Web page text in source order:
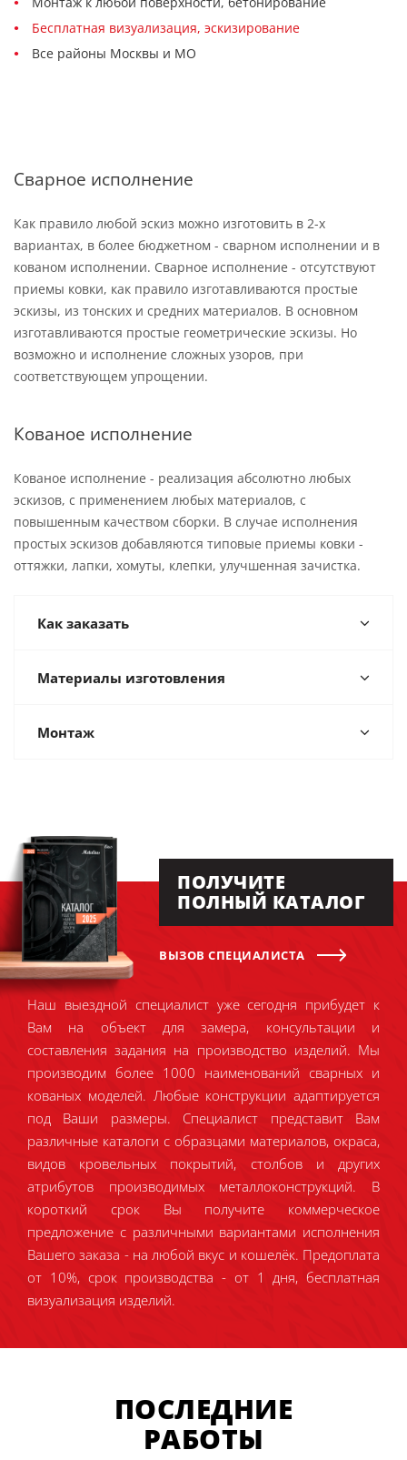
Бесплатная визуализация, эскизирование
Все районы Москвы и МО
Сварное исполнение
Как правило любой эскиз можно изготовить в 2-х
вариантах, в более бюджетном - сварном исполнении и в
кованом исполнении. Сварное исполнение - отсутствуют
приемы ковки, как правило изготавливаются простые
эскизы, из тонских и средних материалов. В основном
изготавливаются простые геометрические эскизы. Но
возможно и исполнение сложных узоров, при
соответствующем упрощении.
Кованое исполнение
Кованое исполнение - реализация абсолютно любых
эскизов, с применением любых материалов, с
повышенным качеством сборки. В случае исполнения
простых эскизов добавляются типовые приемы ковки -
оттяжки, лапки, хомуты, клепки, улучшенная зачистка.
Как заказать
Материалы изготовления
Монтаж
ПОЛУЧИТЕ
ПОЛНЫЙ КАТАЛОГ
ВЫЗОВ СПЕЦИАЛИСТА
Наш выездной специалист уже сегодня прибудет к
Вам на объект для замера, консультации и
составления задания на производство изделий. Мы
производим более 1000 наименований сварных и
кованых моделей. Любые конструкции адаптируется
под Ваши размеры. Специалист представит Вам
различные каталоги с образцами материалов, окраса,
видов кровельных покрытий, столбов и других
атрибутов производимых металлоконструкций. В
короткий срок Вы получите коммерческое
предложение с различными вариантами исполнения
Вашего заказа - на любой вкус и кошелёк. Предоплата
от 10%, срок производства - от 1 дня, бесплатная
визуализация изделий.
ПОСЛЕДНИЕ
РАБОТЫ